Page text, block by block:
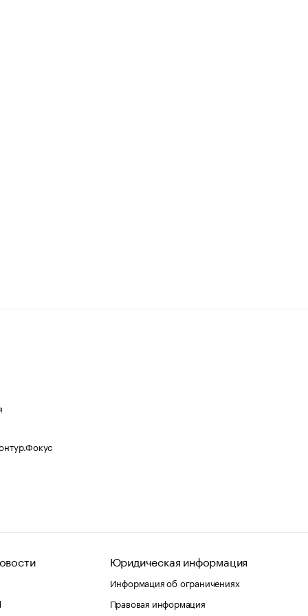
Юридическая информация
Информация об ограничениях
Правовая информация